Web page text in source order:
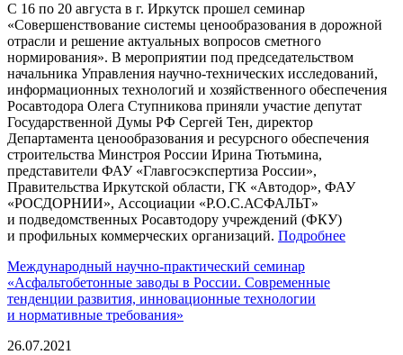
С 16 по 20 августа в г. Иркутск прошел семинар
«Совершенствование системы ценообразования в дорожной
отрасли и решение актуальных вопросов сметного
нормирования». В мероприятии под председательством
начальника Управления научно-технических исследований,
информационных технологий и хозяйственного обеспечения
Росавтодора Олега Ступникова приняли участие депутат
Государственной Думы РФ Сергей Тен, директор
Департамента ценообразования и ресурсного обеспечения
строительства Минстроя России Ирина Тютьмина,
представители ФАУ «Главгосэкспертиза России»,
Правительства Иркутской области, ГК «Автодор», ФАУ
«РОСДОРНИИ», Ассоциации «Р.О.С.АСФАЛЬТ»
и подведомственных Росавтодору учреждений (ФКУ)
и профильных коммерческих организаций. Подробнее
Международный научно-практический семинар
«Асфальтобетонные заводы в России. Современные
тенденции развития, инновационные технологии
и нормативные требования»
26.07.2021